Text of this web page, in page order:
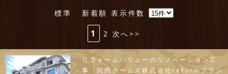
標準
新着順 表示件数
1 2 次へ>>
リフォームバリューのリノベーション工
事 関西ホームズ株式会社reformブラン